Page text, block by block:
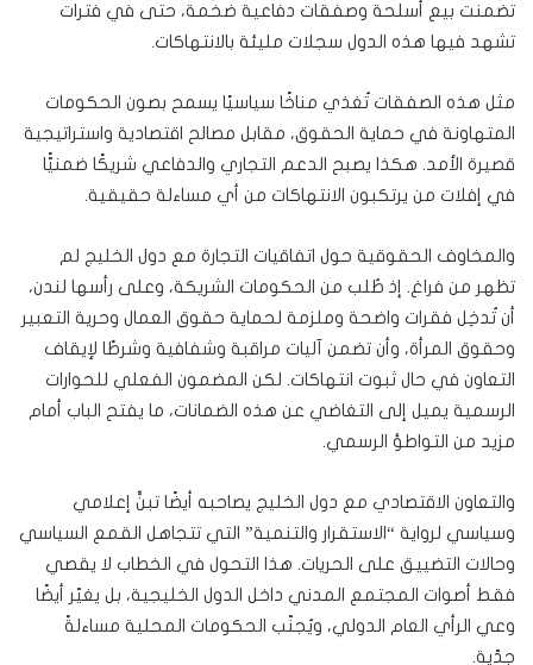
تضمنت بيع أسلحة وصفقات دفاعية ضخمة، حتى في فترات
تشهد فيها هذه الدول سجلات مليئة بالانتهاكات.
مثل هذه الصفقات تُغذي مناخًا سياسيًا يسمح بصون الحكومات
المتهاونة في حماية الحقوق، مقابل مصالح اقتصادية واستراتيجية
قصيرة الأمد. هكذا يصبح الدعم التجاري والدفاعي شريكًا ضمنيًّا
في إفلات من يرتكبون الانتهاكات من أي مساءلة حقيقية.
والمخاوف الحقوقية حول اتفاقيات التجارة مع دول الخليج لم
تظهر من فراغ. إذ طُلب من الحكومات الشريكة، وعلى رأسها لندن،
أن تُدخِل فقرات واضحة وملزمة لحماية حقوق العمال وحرية التعبير
وحقوق المرأة، وأن تضمن آليات مراقبة وشفافية وشرطًا لإيقاف
التعاون في حال ثبوت انتهاكات. لكن المضمون الفعلي للحوارات
الرسمية يميل إلى التغاضي عن هذه الضمانات، ما يفتح الباب أمام
مزيد من التواطؤ الرسمي.
والتعاون الاقتصادي مع دول الخليج يصاحبه أيضًا تبنٍّ إعلامي
وسياسي لرواية “الاستقرار والتنمية” التي تتجاهل القمع السياسي
وحالات التضييق على الحريات. هذا التحول في الخطاب لا يقصي
فقط أصوات المجتمع المدني داخل الدول الخليجية، بل يغيّر أيضًا
وعي الرأي العام الدولي، ويُجنّب الحكومات المحلية مساءلةً
جدّية.